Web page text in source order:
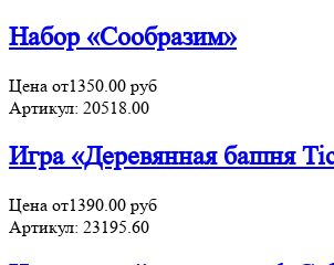
Набор «Сообразим»
Цена от1350.00 руб
Артикул: 20518.00
Игра «Деревянная башня
Цена от1390.00 руб
Артикул: 23195.60